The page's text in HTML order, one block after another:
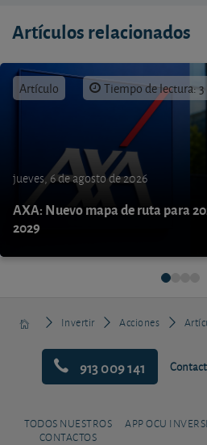
Artículos relacionados
Artículo Tiempo de lectura:
jueves, 6 de agosto de 2026
AXA: Nuevo mapa de ruta para
2029
Invertir Acciones
913 009 141
TODOS NUESTROS
CONTACTOS
APP OCU